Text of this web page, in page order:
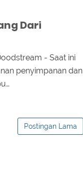
Dari
- Saat ini
penyimpanan dan
Postingan Lama